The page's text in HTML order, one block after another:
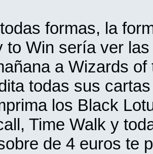
formas, la
to Win sería ver
a Wizards
todas sus
los Black
Time Walk y
de 4 euros te